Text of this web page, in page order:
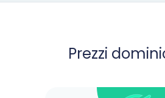
Prezzi